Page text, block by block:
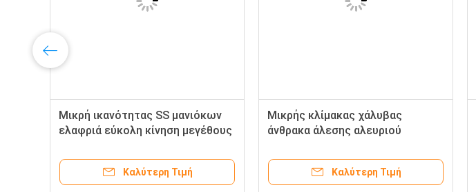
Μικρή ικανότητας SS μανιόκων
ελαφριά εύκολη κίνηση μεγέθους
Καλύτερη Τιμή
Μικρής κλίμακας χάλυβας
άνθρακα άλεσης αλευριού
Καλύτερη Τιμή